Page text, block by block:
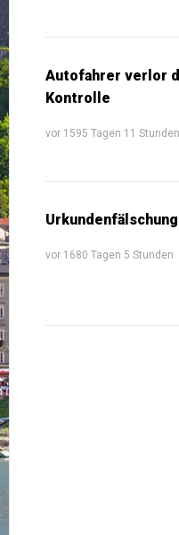
Autofahrer verlor
Kontrolle
vor 1595 Tagen 11 Stunden
Urkundenfälschung
vor 1680 Tagen 5 Stunden